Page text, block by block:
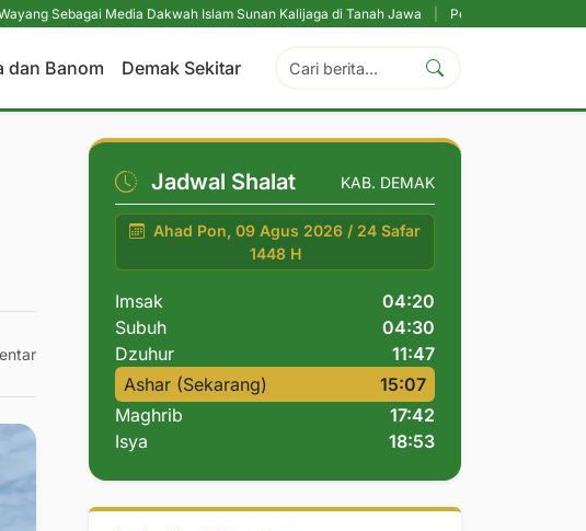
Media Dakwah Islam Sunan Kalijaga di Tanah Jawa | Pesantren Tetap Pendidikan
dan Banom Demak Sekitar
Jadwal Shalat KAB. DEMAK
Ahad Pon, 09 Agus 2026 / 24 Safar
1448 H
Imsak
04:20
Subuh
04:30
Dzuhur
11:47
Ashar (Sekarang)
15:07
Maghrib
17:42
Isya
18:53